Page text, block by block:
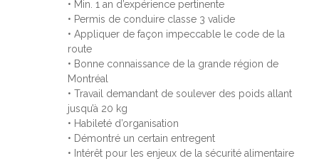
• Min. 1 an d’expérience pertinente
• Permis de conduire classe 3 valide
• Appliquer de façon impeccable le code de la
route
• Bonne connaissance de la grande région de
Montréal
• Travail demandant de soulever des poids allant
jusqu’à 20 kg
• Habileté d’organisation
• Démontré un certain entregent
• Intérêt pour les enjeux de la sécurité alimentaire